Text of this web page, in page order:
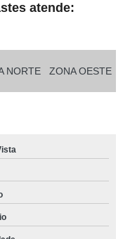
atende:
NORTE ZONA OESTE